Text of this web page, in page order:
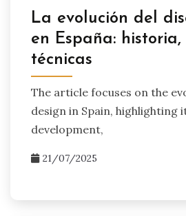
La evolución del
en España: historia,
técnicas
The article focuses on the
design in Spain, highlighting
development,
21/07/2025